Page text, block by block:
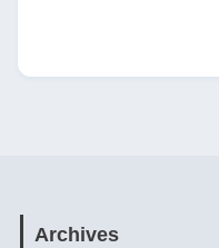
Archives